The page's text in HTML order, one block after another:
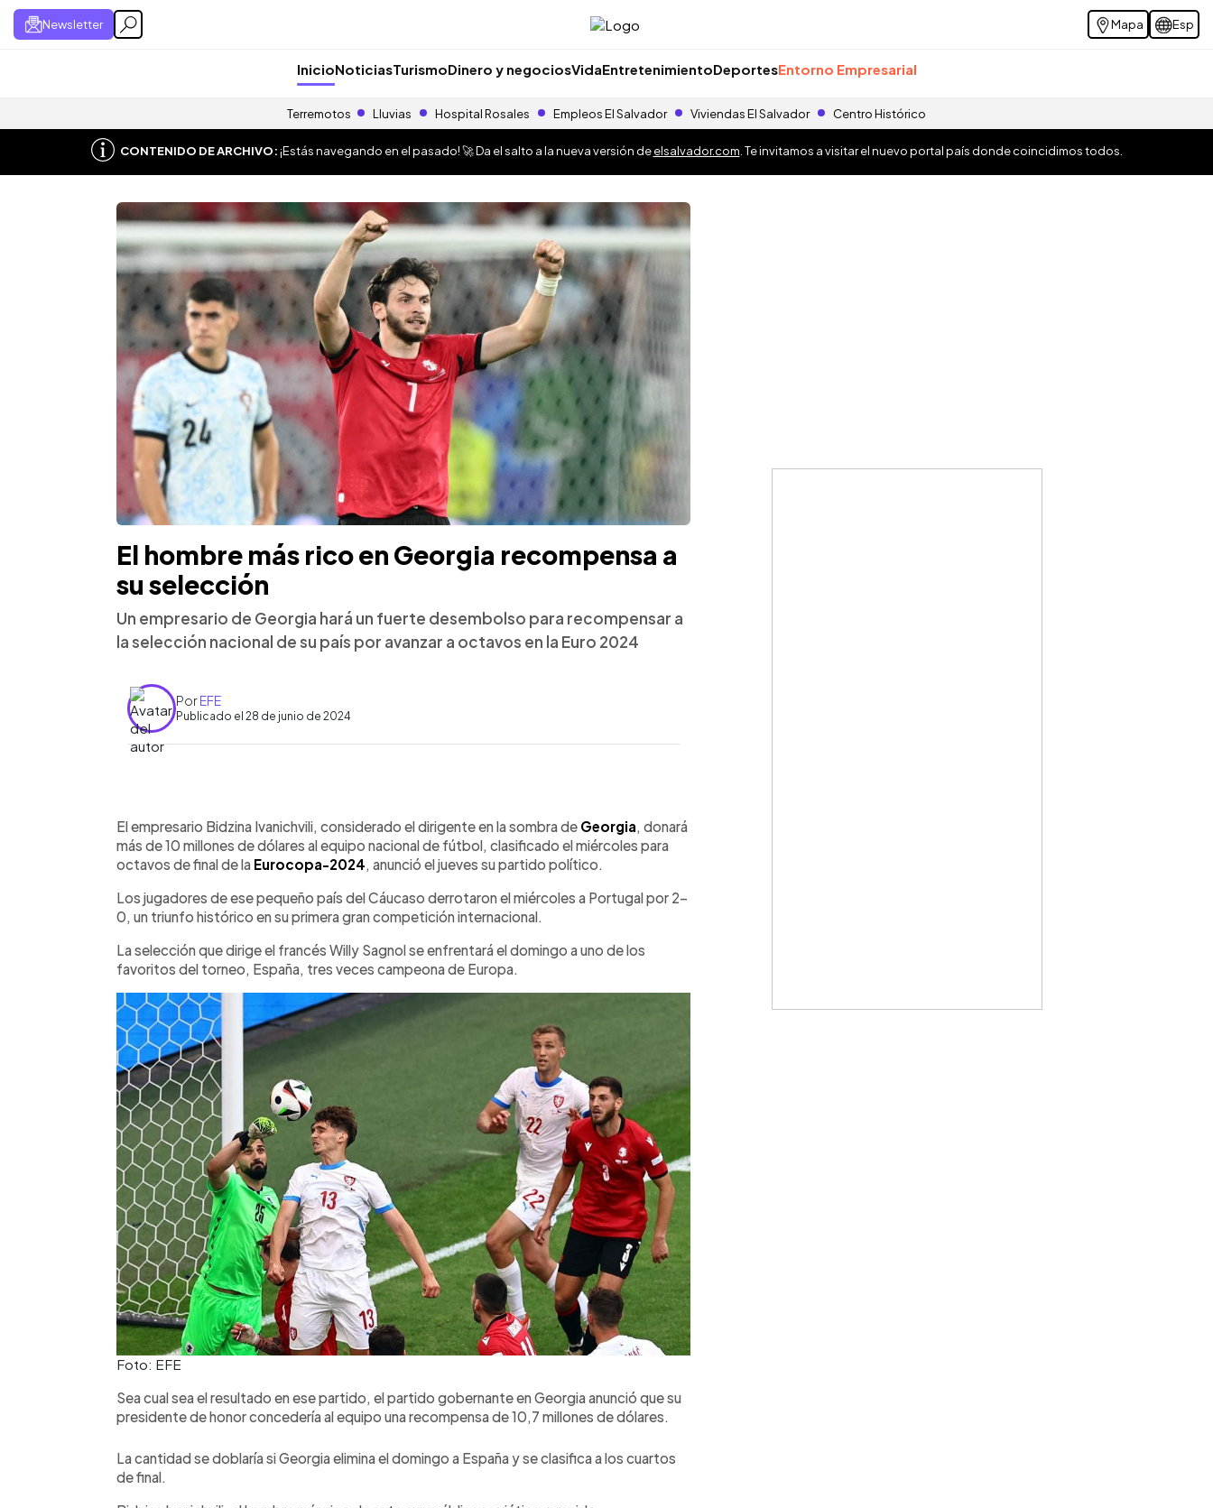
Newsletter Mapa Esp
InicioNoticiasTurismoDinero y negociosVidaEntretenimientoDeportesEntorno Empresarial
Terremotos Lluvias Hospital Rosales Empleos El Salvador Viviendas El Salvador Centro Histórico
CONTENIDO DE ARCHIVO:¡Estás navegando en el pasado! 🚀 Da el salto a la nueva versión deelsalvador.com . Te invitamos a visitar el nuevo portal país donde coincidimos todos.
El hombre más rico en Georgia recompensa a
su selección
Un empresario de Georgia hará un fuerte desembolso para recompensar a
la selección nacional de su país por avanzar a octavos en la Euro 2024
PorEFE
Publicado el 28 de junio de 2024
Escuchar artículo
El empresario Bidzina Ivanichvili, considerado el dirigente en la sombra de Georgia , donará
más de 10 millones de dólares al equipo nacional de fútbol, clasificado el miércoles para
octavos de final de la Eurocopa-2024 , anunció el jueves su partido político.
Los jugadores de ese pequeño país del Cáucaso derrotaron el miércoles a Portugal por 2-
0, un triunfo histórico en su primera gran competición internacional.
La selección que dirige el francés Willy Sagnol se enfrentará el domingo a uno de los
favoritos del torneo, España, tres veces campeona de Europa.
Foto: EFE
Sea cual sea el resultado en ese partido, el partido gobernante en Georgia anunció que su
presidente de honor concedería al equipo una recompensa de 10,7 millones de dólares.
La cantidad se doblaría si Georgia elimina el domingo a España y se clasifica a los cuartos
de final.